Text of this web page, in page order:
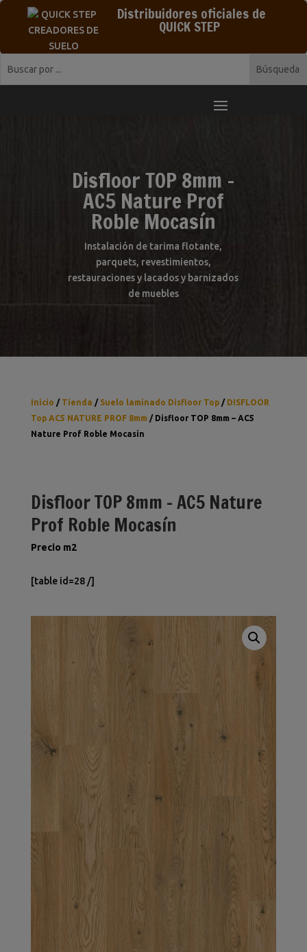
Distribuidores oficiales de
QUICK STEP
Disfloor TOP 8mm –
AC5 Nature Prof
Roble Mocasín
Instalación de tarima flotante,
parquets, revestimientos,
restauraciones y lacados y barnizados
de muebles
Inicio / Tienda / Suelo laminado Disfloor Top/ DISFLOOR
Top AC5 NATURE PROF 8mm / Disfloor TOP 8mm – AC5
Nature Prof Roble Mocasín
Disfloor TOP 8mm – AC5 Nature
Prof Roble Mocasín
Precio m2
[table id=28 /]